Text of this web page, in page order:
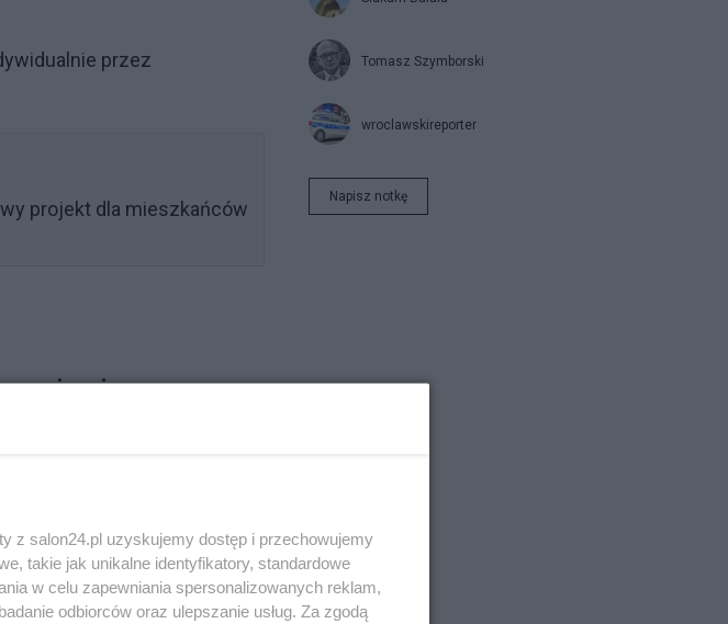
przez
projekt dla mieszkańców
w różnych obiektach.
prezentujący ponad 12
instalacjami
Tomasz Szymborski
wroclawskireporter
Napisz notkę
z salon24.pl uzyskujemy dostęp i przechowujemy
takie jak unikalne identyfikatory, standardowe
w celu zapewniania spersonalizowanych reklam,
odbiorców oraz ulepszanie usług. Za zgodą